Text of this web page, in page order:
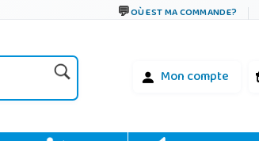
OÙ EST MA COMMANDE?
Mon compte